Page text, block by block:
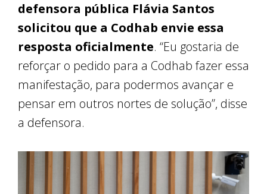
defensora pública Flávia Santos
solicitou que a Codhab envie essa
resposta oficialmente. “Eu gostaria de
reforçar o pedido para a Codhab fazer essa
manifestação, para podermos avançar e
pensar em outros nortes de solução”, disse
a defensora.